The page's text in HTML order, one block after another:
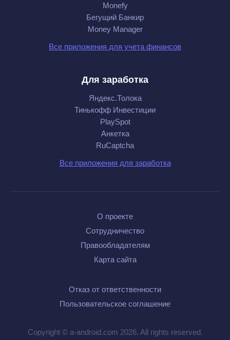
Monefy
Бегущий Банкир
Money Manager
Все приложения для учета финансов
Для заработка
Яндекс.Толока
Тинькофф Инвестиции
PlaySpot
Анкетка
RuCaptcha
Все приложения для заработка
О проекте
Сотрудничество
Правообладателям
Карта сайта
Отказ от ответственности
Пользовательское соглашение
Copyright © a-android.com 2026. All rights reserved.